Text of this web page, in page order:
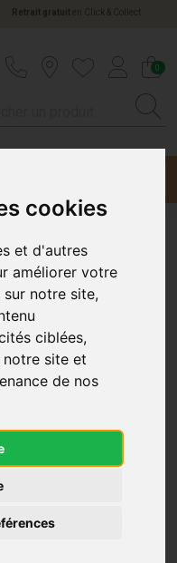
cookies
et d'autres
améliorer votre
notre site,
ciblées,
site et
de nos
Retrait gratuiten Click & Collect
0
Cr Rich